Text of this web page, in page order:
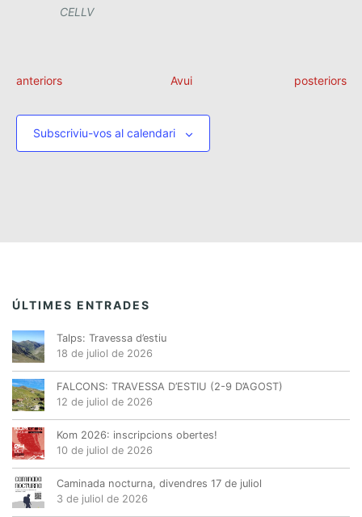
CELLV
E
d
v
anteriors Avui
E
posteriors
Subscriviu-vos al calendari
ÚLTIMES ENTRADES
Talps: Travessa d’estiu
18 de juliol de 2026
FALCONS: TRAVESSA D’ESTIU (2-9 D’AGOST)
12 de juliol de 2026
Kom 2026: inscripcions obertes!
10 de juliol de 2026
Caminada nocturna, divendres 17 de juliol
3 de juliol de 2026